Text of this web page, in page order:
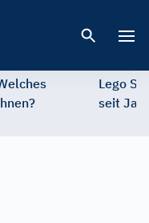
Lego
seit